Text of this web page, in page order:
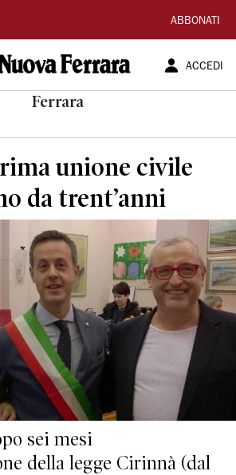
ABBONATI
ACCEDI
Ferrara
unione civile
da trent’anni
sei mesi
della legge Cirinnà (dal